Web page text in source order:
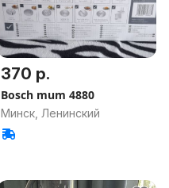
370 р.
Bosch mum 4880
Минск, Ленинский